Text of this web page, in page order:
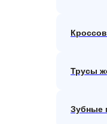
Трусы
Зубные